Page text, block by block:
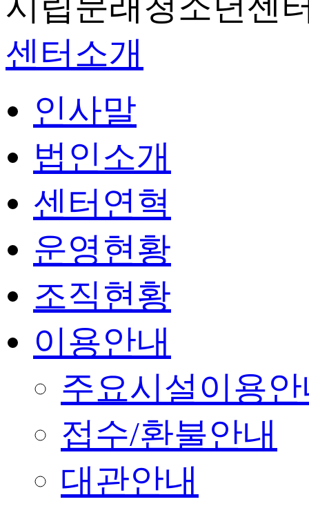
센터소개
인사말
법인소개
센터연혁
운영현황
조직현황
이용안내
주요시설이용
접수/환불안내
대관안내